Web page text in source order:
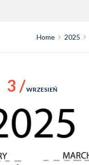
Home 2025
3 /WRZESIEŃ